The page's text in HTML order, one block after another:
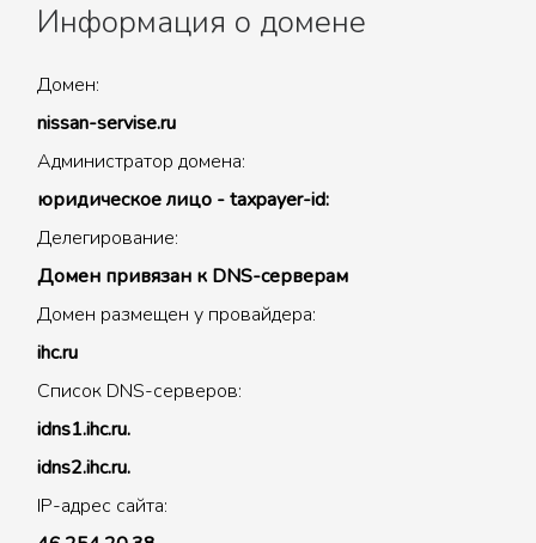
Информация о домене
Домен:
nissan-servise.ru
Администратор домена:
юридическое лицо - taxpayer-id:
Делегирование:
Домен привязан к DNS-серверам
Домен размещен у провайдера:
ihc.ru
Список DNS-серверов:
idns1.ihc.ru.
idns2.ihc.ru.
IP-адрес сайта: